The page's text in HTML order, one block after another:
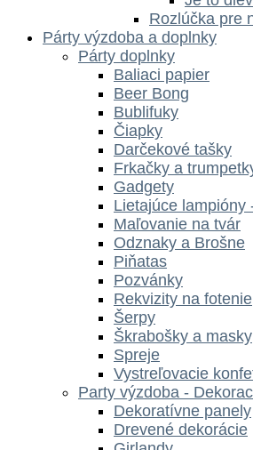
Rozlúčka pre
Párty výzdoba a doplnky
Párty doplnky
Baliaci papier
Beer Bong
Bublifuky
Čiapky
Darčekové tašky
Frkačky a
Gadgety
Lietajúce lampióny
Maľovanie na tvár
Odznaky a Brošne
Piňatas
Pozvánky
Rekvizity na fotenie
Šerpy
Škrabošky a masky
Spreje
Vystreľovacie
Party výzdoba -
Dekoratívne panely
Drevené dekorácie